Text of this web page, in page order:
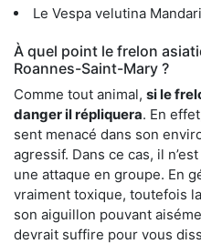
Le Vespa velutina
À quel point le frelon
Roannes-Saint-Mary ?
Comme tout animal, si le
danger il répliquera. En
sent menacé dans son
agressif. Dans ce cas, il
une attaque en groupe. En
vraiment toxique, toutefois
son aiguillon pouvant
devrait suffire pour vous